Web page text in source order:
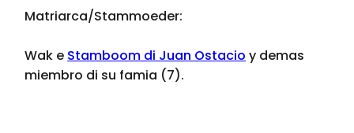
Matriarca/Stammoeder:
Wak e Stamboom di Juan Ostacio y demas
miembro di su famia (7).